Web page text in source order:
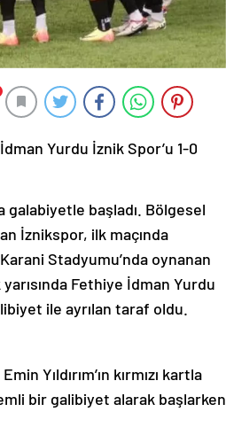
Yurdu İznik Spor’u 1-0
galabiyetle başladı. Bölgesel
İznikspor, ilk maçında
Stadyumu’nda oynanan
Fethiye İdman Yurdu
ile ayrılan taraf oldu.
Yıldırım’ın kırmızı kartla
bir galibiyet alarak başlarken